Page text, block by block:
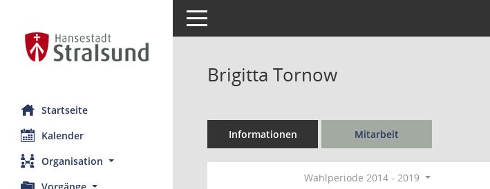
Startseite
Kalender
Organisation
Vorgänge
Toggle navigation
Brigitta Tornow
Informationen Mitarbeit
Wahlperiode 2014 - 2019